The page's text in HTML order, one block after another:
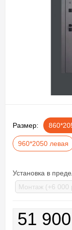
Размер:
960*2050 левая
Установка в
51 900